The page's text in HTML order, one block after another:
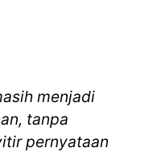
menjadi
tanpa
pernyataan